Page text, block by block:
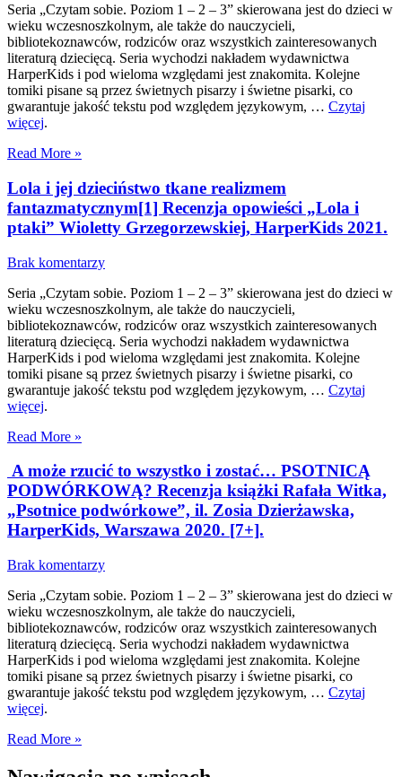
Seria „Czytam sobie. Poziom 1 – 2 – 3” skierowana jest do dzieci w
wieku wczesnoszkolnym, ale także do nauczycieli,
bibliotekoznawców, rodziców oraz wszystkich zainteresowanych
literaturą dziecięcą. Seria wychodzi nakładem wydawnictwa
HarperKids i pod wieloma względami jest znakomita. Kolejne
tomiki pisane są przez świetnych pisarzy i świetne pisarki, co
gwarantuje jakość tekstu pod względem językowym, … Czytaj
więcej.
Read More »
Lola i jej dzieciństwo tkane realizmem
fantazmatycznym[1] Recenzja opowieści „Lola i
ptaki” Wioletty Grzegorzewskiej, HarperKids 2021.
Brak komentarzy
Seria „Czytam sobie. Poziom 1 – 2 – 3” skierowana jest do dzieci w
wieku wczesnoszkolnym, ale także do nauczycieli,
bibliotekoznawców, rodziców oraz wszystkich zainteresowanych
literaturą dziecięcą. Seria wychodzi nakładem wydawnictwa
HarperKids i pod wieloma względami jest znakomita. Kolejne
tomiki pisane są przez świetnych pisarzy i świetne pisarki, co
gwarantuje jakość tekstu pod względem językowym, … Czytaj
więcej.
Read More »
A może rzucić to wszystko i zostać… PSOTNICĄ
PODWÓRKOWĄ? Recenzja książki Rafała Witka,
„Psotnice podwórkowe”, il. Zosia Dzierżawska,
HarperKids, Warszawa 2020. [7+].
Brak komentarzy
Seria „Czytam sobie. Poziom 1 – 2 – 3” skierowana jest do dzieci w
wieku wczesnoszkolnym, ale także do nauczycieli,
bibliotekoznawców, rodziców oraz wszystkich zainteresowanych
literaturą dziecięcą. Seria wychodzi nakładem wydawnictwa
HarperKids i pod wieloma względami jest znakomita. Kolejne
tomiki pisane są przez świetnych pisarzy i świetne pisarki, co
gwarantuje jakość tekstu pod względem językowym, … Czytaj
więcej.
Read More »